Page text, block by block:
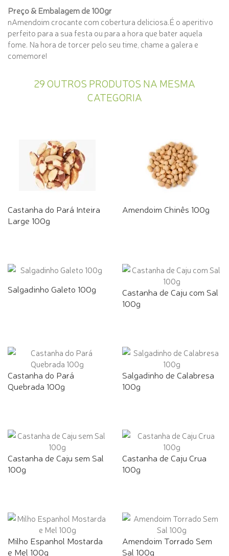
Preço & Embalagem de 100gr
nAmendoim crocante com cobertura deliciosa.É o aperitivo
perfeito para a sua festa ou para a hora que bater aquela
fome. Na hora de torcer pelo seu time, chame a galera e
comemore!
29 OUTROS PRODUTOS NA MESMA
CATEGORIA
Castanha do Pará Inteira
Large 100g
Amendoim Chinês 100g
Salgadinho Galeto 100g
Castanha de Caju com Sal
100g
Castanha do Pará
Quebrada 100g
Salgadinho de Calabresa
100g
Castanha de Caju sem Sal
100g
Castanha de Caju Crua
100g
Milho Espanhol Mostarda
e Mel 100g
Amendoim Torrado Sem
Sal 100g